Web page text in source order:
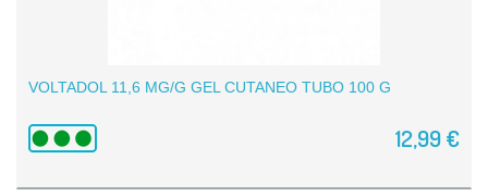
VOLTADOL 11,6 MG/G GEL CUTANEO TUBO 100 G
12,99 €